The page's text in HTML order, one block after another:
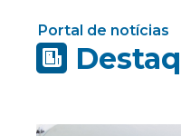
Portal de notícias